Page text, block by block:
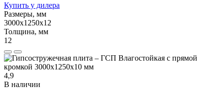
Купить у дилера
Размеры, мм
3000х1250х12
Толщина, мм
12
4,9
В наличии